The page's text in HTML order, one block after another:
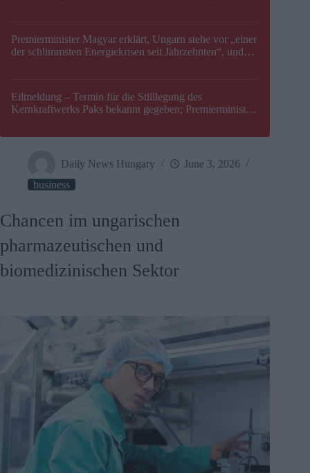
Premierminister Magyar erklärt, Ungarn stehe vor „einer
der schlimmsten Energiekrisen seit Jahrzehnten“, und
Eilmeldung – Termin für die Stilllegung des
Kernkraftwerks Paks bekannt gegeben; Premierminister
Daily News Hungary
June 3, 2026
business
Chancen im ungarischen
pharmazeutischen und
biomedizinischen Sektor